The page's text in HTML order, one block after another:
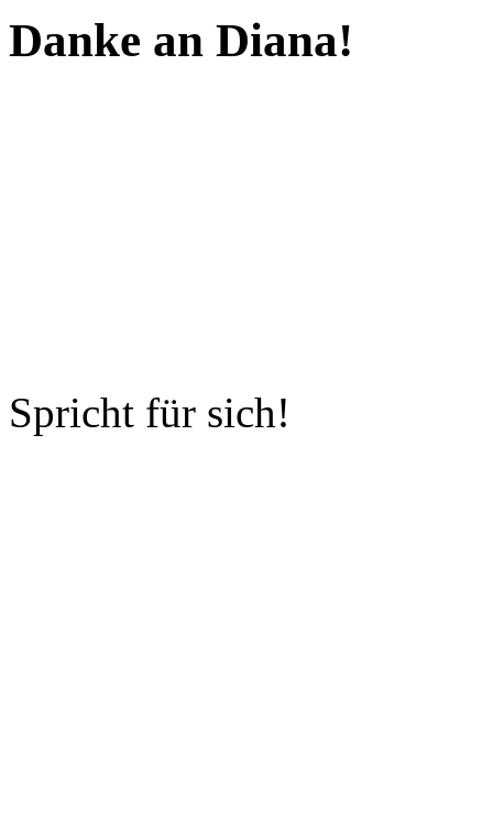
Danke an Diana!
Spricht für sich!